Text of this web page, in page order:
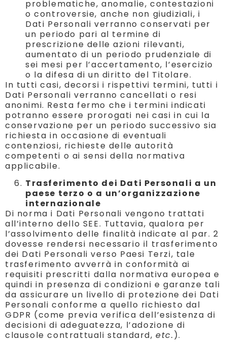
problematiche, anomalie, contestazioni
o controversie, anche non giudiziali, i
Dati Personali verranno conservati per
un periodo pari al termine di
prescrizione delle azioni rilevanti,
aumentato di un periodo prudenziale di
sei mesi per l’accertamento, l’esercizio
o la difesa di un diritto del Titolare.
In tutti casi, decorsi i rispettivi termini, tutti i
Dati Personali verranno cancellati o resi
anonimi. Resta fermo che i termini indicati
potranno essere prorogati nei casi in cui la
conservazione per un periodo successivo sia
richiesta in occasione di eventuali
contenziosi, richieste delle autorità
competenti o ai sensi della normativa
applicabile.
Trasferimento dei Dati Personali a un
paese terzo o a un’organizzazione
internazionale
Di norma i Dati Personali vengono trattati
all’interno dello SEE. Tuttavia, qualora per
l’assolvimento delle finalità indicate al par. 2
dovesse rendersi necessario il trasferimento
dei Dati Personali verso Paesi Terzi, tale
trasferimento avverrà in conformità ai
requisiti prescritti dalla normativa europea e
quindi in presenza di condizioni e garanze tali
da assicurare un livello di protezione dei Dati
Personali conforme a quello richiesto dal
GDPR (come previa verifica dell’esistenza di
decisioni di adeguatezza, l’adozione di
clausole contrattuali standard,etc. ).